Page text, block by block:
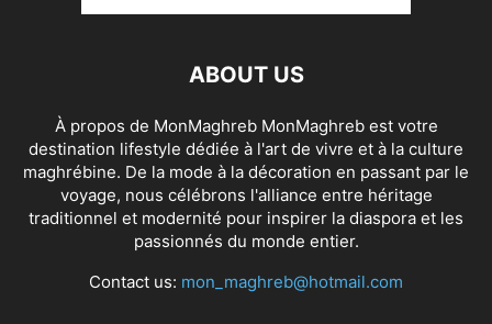
ABOUT US
À propos de MonMaghreb MonMaghreb est votre
destination lifestyle dédiée à l'art de vivre et à la culture
maghrébine. De la mode à la décoration en passant par le
voyage, nous célébrons l'alliance entre héritage
traditionnel et modernité pour inspirer la diaspora et les
passionnés du monde entier.
Contact us: mon_maghreb@hotmail.com